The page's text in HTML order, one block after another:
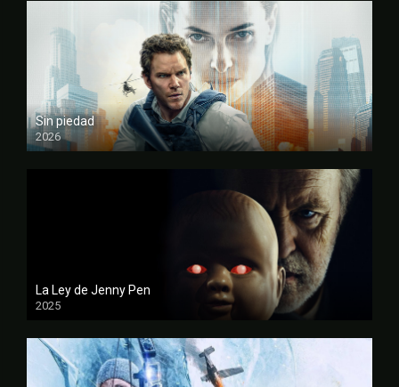
Sin piedad
2026
FULL HD
La Ley de Jenny Pen
2025
FULL HD